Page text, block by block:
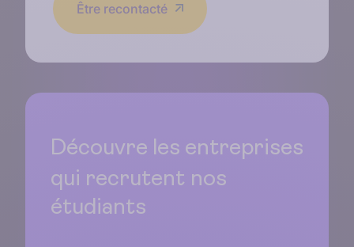
Être recontacté
Découvre les entreprises
qui recrutent nos
étudiants